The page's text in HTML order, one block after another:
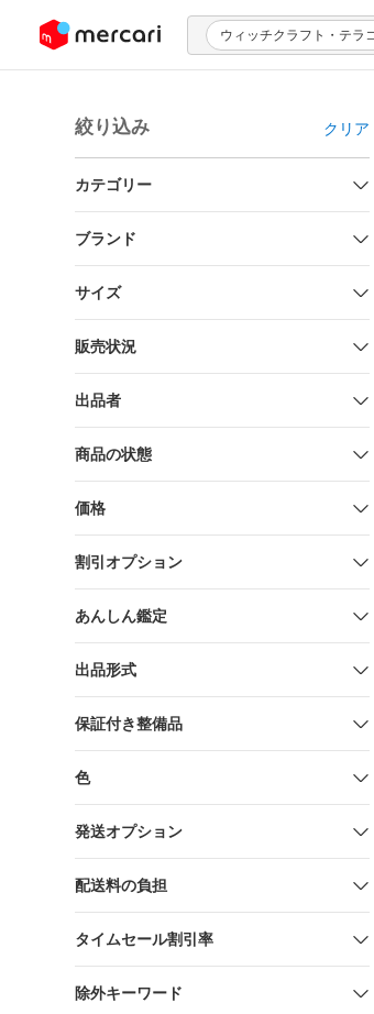
ツにスキップ ウィッチクラフト・テラ
絞り込み クリア
カテゴリー
ブランド
サイズ
販売状況
出品者
商品の状態
価格
割引オプション
あんしん鑑定
出品形式
保証付き整備品
色
発送オプション
配送料の負担
タイムセール割引率
除外キーワード